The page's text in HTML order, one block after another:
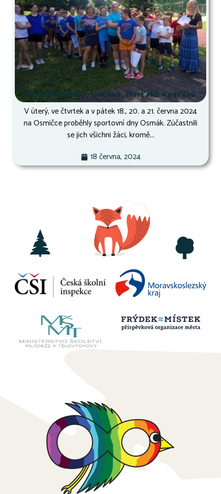
Osmák druháků, třeťáků, čtvrťáků a páťáků
V úterý, ve čtvrtek a v pátek 18., 20. a 21. června 2024
na Osmičce proběhly sportovní dny Osmák. Zúčastnili
se jich všichni žáci, kromě...
18 června, 2024